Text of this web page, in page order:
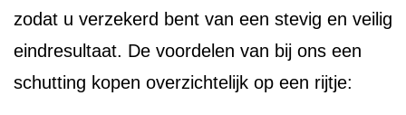
zodat u verzekerd bent van een stevig en veilig
eindresultaat. De voordelen van bij ons een
schutting kopen overzichtelijk op een rijtje: